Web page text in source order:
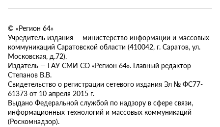
© «Регион 64»
Учредитель издания — министерство информации и массовых
коммуникаций Саратовской области (410042, г. Саратов, ул.
Московская, д.72).
Издатель — ГАУ СМИ СО «Регион 64». Главный редактор
Степанов В.В.
Свидетельство о регистрации сетевого издания Эл № ФС77-
61373 от 10 апреля 2015 г.
Выдано Федеральной службой по надзору в сфере связи,
информационных технологий и массовых коммуникаций
(Роскомнадзор).